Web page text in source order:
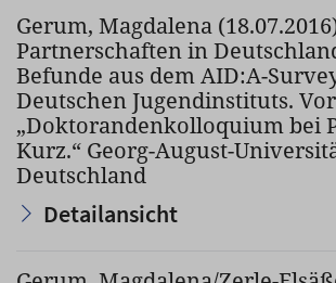
Gerum, Magdalena
Partnerschaften in
Befunde aus dem AID:A-
Deutschen Jugendinstituts.
„Doktorandenkolloquium bei
Kurz.“ Georg-August-
Deutschland
Detailansicht